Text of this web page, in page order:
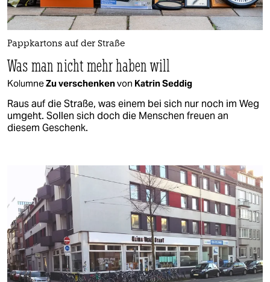
Pappkartons auf der Straße
Was man nicht mehr haben will
KolumneZu verschenkenvon Katrin Seddig
Raus auf die Straße, was einem bei sich nur noch im Weg
umgeht. Sollen sich doch die Menschen freuen an
diesem Geschenk.